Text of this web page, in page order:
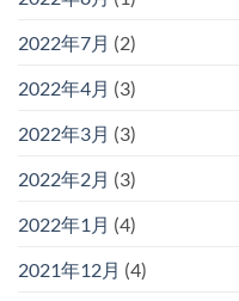
2022年7月 (2)
2022年4月 (3)
2022年3月 (3)
2022年2月 (3)
2022年1月 (4)
2021年12月 (4)